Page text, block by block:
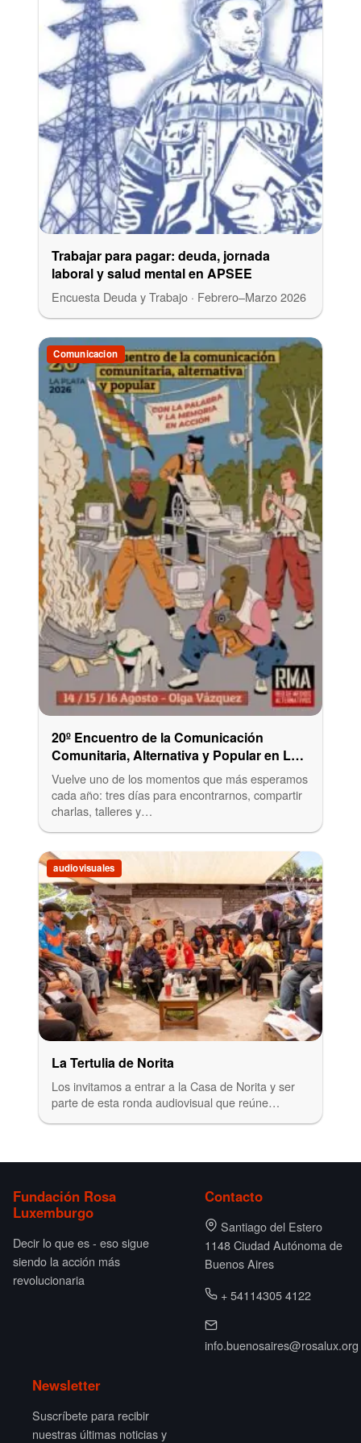
Trabajar para pagar: deuda, jornada
laboral y salud mental en APSEE
Encuesta Deuda y Trabajo · Febrero–Marzo 2026
Comunicacion
20º Encuentro de la Comunicación
Comunitaria, Alternativa y Popular en La
Plata
Vuelve uno de los momentos que más esperamos
cada año: tres días para encontrarnos, compartir
charlas, talleres y…
audiovisuales
La Tertulia de Norita
Los invitamos a entrar a la Casa de Norita y ser
parte de esta ronda audiovisual que reúne…
Fundación Rosa
Luxemburgo
Decir lo que es - eso sigue
siendo la acción más
revolucionaria
Contacto
Santiago del Estero
1148 Ciudad Autónoma de
Buenos Aires
+ 54114305 4122
info.buenosaires@rosalux.org
Newsletter
Suscríbete para recibir
nuestras últimas noticias y